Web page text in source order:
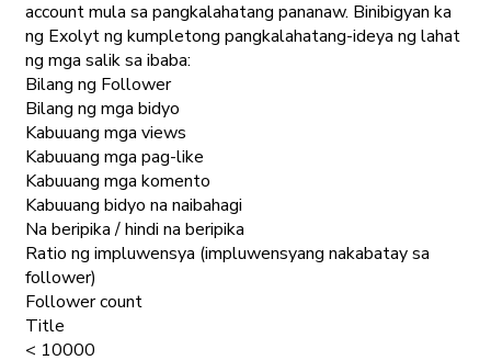
account mula sa pangkalahatang pananaw. Binibigyan ka
ng Exolyt ng kumpletong pangkalahatang-ideya ng lahat
ng mga salik sa ibaba:
Bilang ng Follower
Bilang ng mga bidyo
Kabuuang mga views
Kabuuang mga pag-like
Kabuuang mga komento
Kabuuang bidyo na naibahagi
Na beripika / hindi na beripika
Ratio ng impluwensya (impluwensyang nakabatay sa
follower)
Follower count
Title
< 10000